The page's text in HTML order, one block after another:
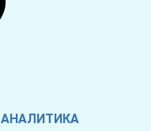
АНАЛИТИКА